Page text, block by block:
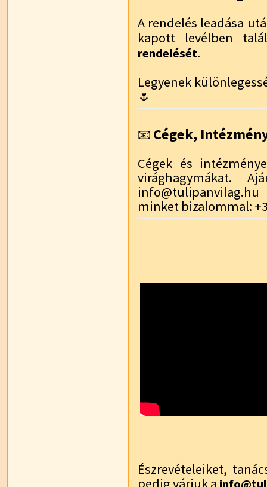
A rendelés leadása
kapott levélben
rendelését.
Legyenek
🌷
📧 Cégek,
Cégek és
virághagymákat.
minket bizalommal:
Észrevételeiket,
pedig várjuk a